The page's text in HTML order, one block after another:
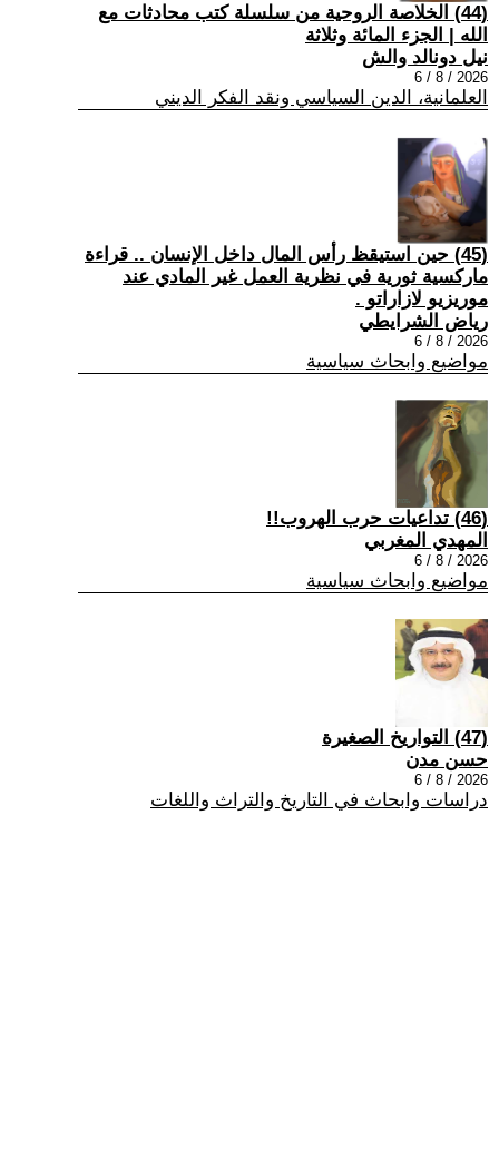
(44) الخلاصة الروحية من سلسلة كتب محادثات مع
الله | الجزء المائة وثلاثة
نيل دونالد والش
2026 / 8 / 6
العلمانية، الدين السياسي ونقد الفكر الديني
(45) حين استيقظ رأس المال داخل الإنسان .. قراءة
ماركسية ثورية في نظرية العمل غير المادي عند
موريزيو لازاراتو .
رياض الشرايطي
2026 / 8 / 6
مواضيع وابحاث سياسية
(46) تداعيات حرب الهروب!!
المهدي المغربي
2026 / 8 / 6
مواضيع وابحاث سياسية
(47) التواريخ الصغيرة
حسن مدن
2026 / 8 / 6
دراسات وابحاث في التاريخ والتراث واللغات